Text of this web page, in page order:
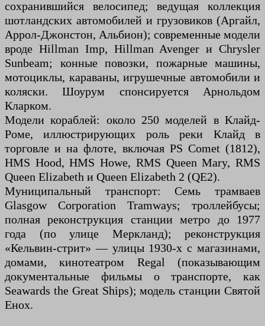
сохранившийся велосипед; ведущая коллекция
шотландских автомобилей и грузовиков (Аргайл,
Аррол-Джонстон, Альбион); современные модели
вроде Hillman Imp, Hillman Avenger и Chrysler
Sunbeam; конные повозки, пожарные машины,
мотоциклы, караваны, игрушечные автомобили и
коляски. Шоурум спонсируется Арнольдом
Кларком.
Модели кораблей: около 250 моделей в Клайд-
Роме, иллюстрирующих роль реки Клайд в
торговле и на флоте, включая PS Comet (1812),
HMS Hood, HMS Howe, RMS Queen Mary, RMS
Queen Elizabeth и Queen Elizabeth 2 (QE2).
Муниципальный транспорт: Семь трамваев
Glasgow Corporation Tramways; троллейбусы;
полная реконструкция станции метро до 1977
года (по улице Меркланд); реконструкция
«Кельвин-стрит» — улицы 1930-х с магазинами,
домами, кинотеатром Regal (показывающим
документальные фильмы о транспорте, как
Seawards the Great Ships); модель станции Святой
Енох.